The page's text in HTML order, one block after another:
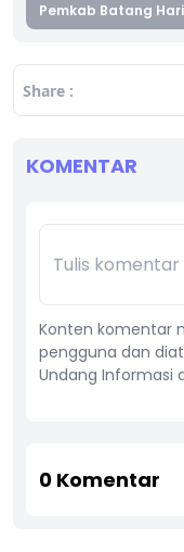
Pemkab Batang Hari
Share :
KOMENTAR
Konten komentar
pengguna dan
Undang Informasi
0 Komentar